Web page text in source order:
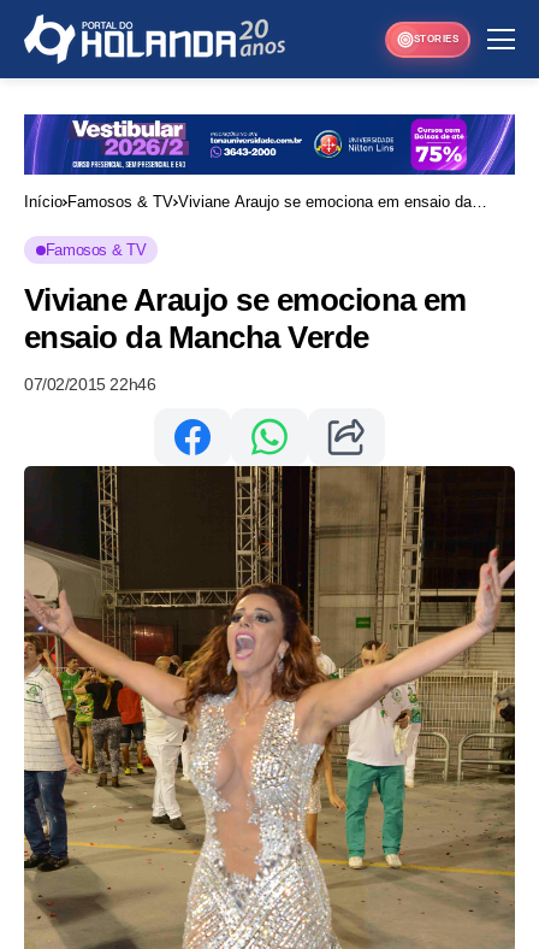
STORIES
Início Famosos & TV Viviane Araujo se emociona em ensaio da
Famosos & TV
Viviane Araujo se emociona em
ensaio da Mancha Verde
07/02/2015 22h46